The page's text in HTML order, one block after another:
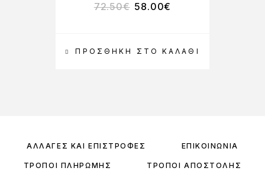
ΠΡΟΣΘΉΚΗ ΣΤΟ ΚΑΛΆΘΙ
72.50€ 58.00€
ΑΛΛΑΓΈΣ ΚΑΙ ΕΠΙΣΤΡΟΦΈΣ ΕΠΙΚΟΙΝΩΝΊΑ
ΤΡΌΠΟΙ ΠΛΗΡΩΜΉΣ ΤΡΌΠΟΙ ΑΠΟΣΤΟΛΉΣ